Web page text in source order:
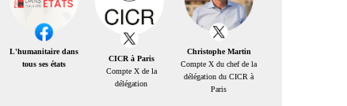
L'humanitaire dans
tous ses états
CICR à Paris
Compte X de la
délégation
Christophe Martin
Compte X du chef de la
délégation du CICR à
Paris